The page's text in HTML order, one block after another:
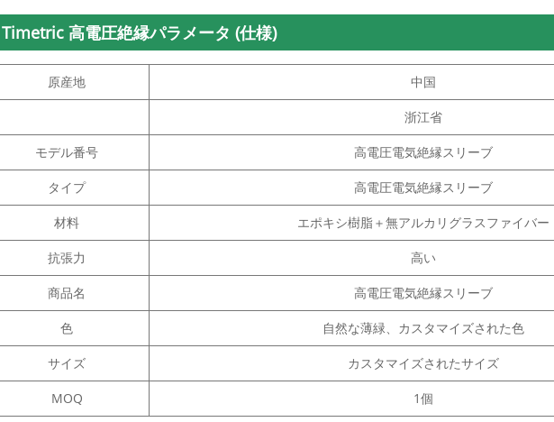
Timetric 高電圧絶縁パラメータ (仕様)
原産地 中国
浙江省
モデル番号 高電圧電気絶縁スリーブ
タイプ 高電圧電気絶縁スリーブ
材料 エポキシ樹脂＋無アルカリグラスファイバー
抗張力 高い
商品名 高電圧電気絶縁スリーブ
色 自然な薄緑、カスタマイズされた色
サイズ カスタマイズされたサイズ
MOQ 1個